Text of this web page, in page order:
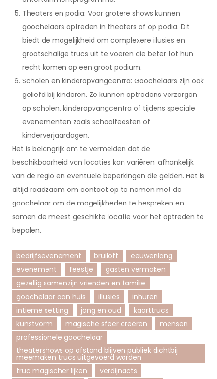
Theaters en podia: Voor grotere shows kunnen
goochelaars optreden in theaters of op podia. Dit
biedt de mogelijkheid om complexere illusies en
grootschalige trucs uit te voeren die beter tot hun
recht komen op een groot podium.
Scholen en kinderopvangcentra: Goochelaars zijn ook
geliefd bij kinderen. Ze kunnen optredens verzorgen
op scholen, kinderopvangcentra of tijdens speciale
evenementen zoals schoolfeesten of
kinderverjaardagen.
Het is belangrijk om te vermelden dat de
beschikbaarheid van locaties kan variëren, afhankelijk
van de regio en eventuele beperkingen die gelden. Het is
altijd raadzaam om contact op te nemen met de
goochelaar om de mogelijkheden te bespreken en
samen de meest geschikte locatie voor het optreden te
bepalen.
bedrijfsevenement bruiloft
eeuwenlang
evenement
feestje
gasten vermaken
gezellig samenzijn vrienden en familie
goochelaar aan huis
illusies
inhuren
intieme setting
jong en oud
kaarttrucs
kunstvorm
magische sfeer creëren
mensen
professionele goochelaar
theatershows op afstand blijven publiek dichtbij
meemaken trucs uitgevoerd worden
truc magischer lijken
verdijnacts